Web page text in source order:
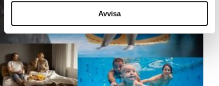
Avvisa